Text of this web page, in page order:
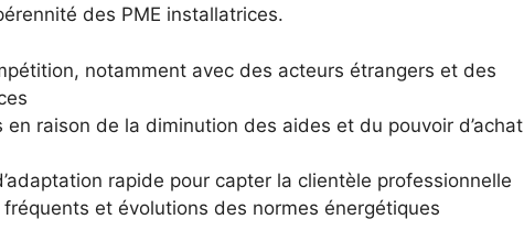
des PME installatrices.
notamment avec des acteurs étrangers et des
en raison de la diminution des aides et du pouvoir d’achat
rapide pour capter la clientèle professionnelle
et évolutions des normes énergétiques